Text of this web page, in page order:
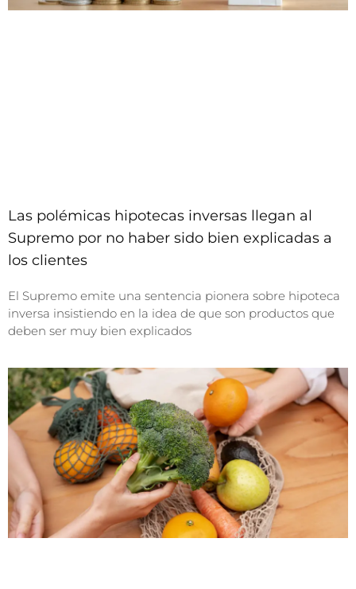
Las polémicas hipotecas inversas llegan al
Supremo por no haber sido bien explicadas a
los clientes
El Supremo emite una sentencia pionera sobre hipoteca
inversa insistiendo en la idea de que son productos que
deben ser muy bien explicados